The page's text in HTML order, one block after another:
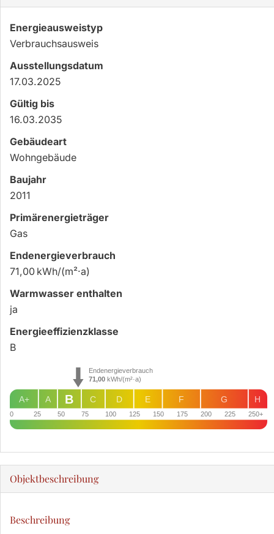
Energieausweistyp
Verbrauchs­ausweis
Ausstellungsdatum
17.03.2025
Gültig bis
16.03.2035
Gebäudeart
Wohngebäude
Baujahr
2011
Primärenergieträger
Gas
Endenergie­verbrauch
71,00 kWh/(m²·a)
Warmwasser enthalten
ja
Energie­effizienz­klasse
B
0 25 50 75 100 125 150 175 200 225 250+
H
G
F
E
D
C
A
A+ B
Endenergieverbrauch
71,00 kWh/(m²·a)
Objekt­beschreibung
Beschreibung